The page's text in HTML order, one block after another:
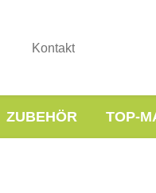
Kontakt
ZUBEHÖR TOP-